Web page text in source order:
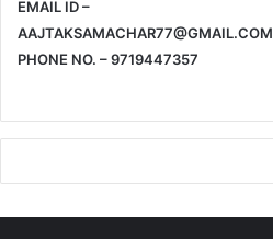
EMAIL ID –
AAJTAKSAMACHAR77@GMAIL.COM
PHONE NO. – 9719447357